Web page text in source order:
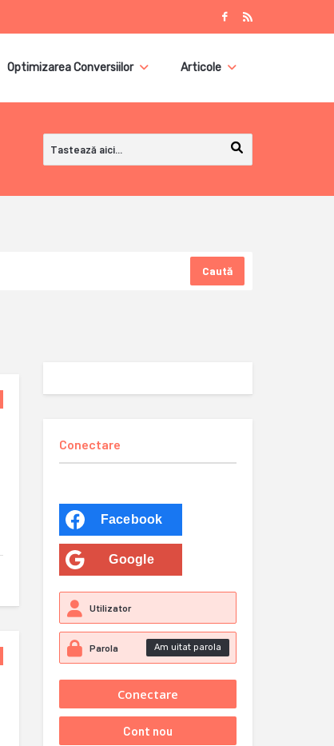
Optimizarea Conversiilor Articole
Caută
Conectare
Facebook
Google
Am uitat parola